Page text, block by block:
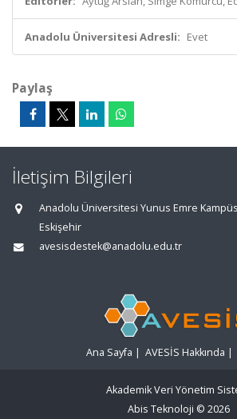
Anadolu Üniversitesi Adresli: Evet
Paylaş
İletişim Bilgileri
Anadolu Üniversitesi Yunus Emre
Eskişehir
avesisdestek@anadolu.edu.tr
Ana Sayfa | AVESİS Hakkında |
Akademik Veri Yönetim
Abis Teknoloji © 2026